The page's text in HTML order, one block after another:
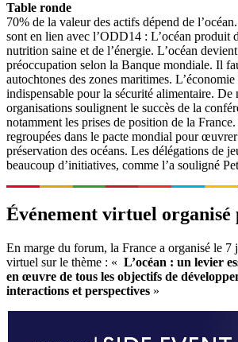
Table ronde
70% de la valeur des actifs dépend de
sont en lien avec l’ODD14 : L’océan produit
nutrition saine et de l’énergie. L’océan
préoccupation selon la Banque mondiale. Il
autochtones des zones maritimes. L’économie
indispensable pour la sécurité alimentaire. De
organisations soulignent le succès de la
notamment les prises de position de la
regroupées dans le pacte mondial pour
préservation des océans. Les délégations de
beaucoup d’initiatives, comme l’a souligné
Événement virtuel organisé
En marge du forum, la France a organisé le 7
virtuel sur le thème : « L’océan : un levier
en œuvre de tous les objectifs de
interactions et perspectives »